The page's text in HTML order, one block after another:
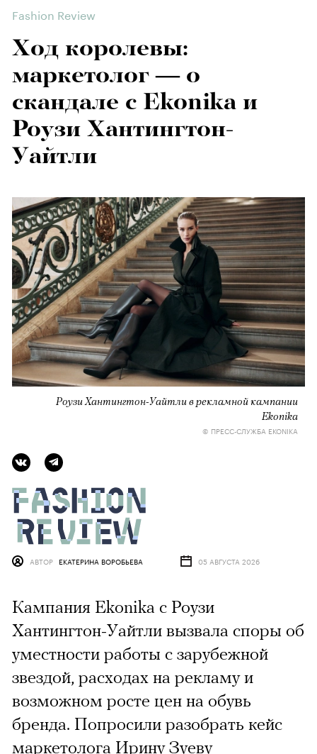
Fashion Review
Ход королевы:
маркетолог — о
скандале с Ekonika и
Роузи Хантингтон-
Уайтли
Роузи Хантингтон-Уайтли в рекламной кампании
Ekonika
© ПРЕСС-СЛУЖБА EKONIKA
АВТОР ЕКАТЕРИНА ВОРОБЬЕВА 05 АВГУСТА 2026
Кампания Ekonika с Роузи
Хантингтон-Уайтли вызвала споры об
уместности работы с зарубежной
звездой, расходах на рекламу и
возможном росте цен на обувь
бренда. Попросили разобрать кейс
маркетолога Ирину Зуеву